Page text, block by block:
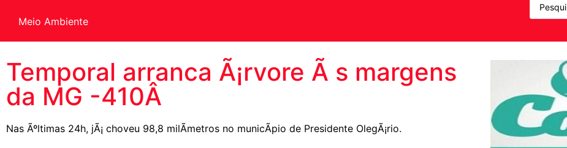
Meio Ambiente
Temporal arranca Ã¡rvore Ã s margens
da MG -410Â
Nas Ãºltimas 24h, jÃ¡ choveu 98,8 milÃ­metros no municÃ­pio de Presidente OlegÃ¡rio.